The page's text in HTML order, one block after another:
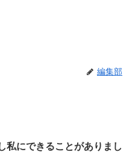
編集部
私にできることがありまし